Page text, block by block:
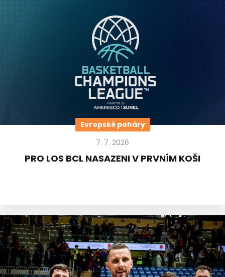
Evropské poháry
7. 7. 2026
PRO LOS BCL NASAZENI V PRVNÍM KOŠI